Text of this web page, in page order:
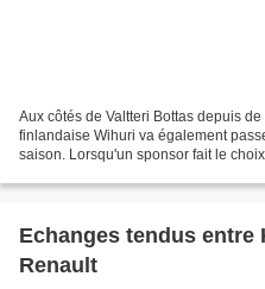
Aux côtés de Valtteri Bottas depuis
finlandaise Wihuri va également
saison. Lorsqu'un sponsor fait le
Echanges tendus entre
Renault